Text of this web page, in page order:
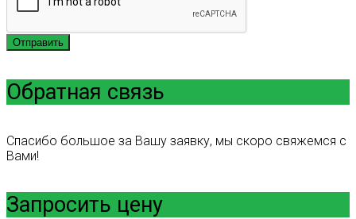
Отправить
Обратная связь
Спасибо большое за Вашу заявку, мы скоро свяжемся с
Вами!
Запросить цену